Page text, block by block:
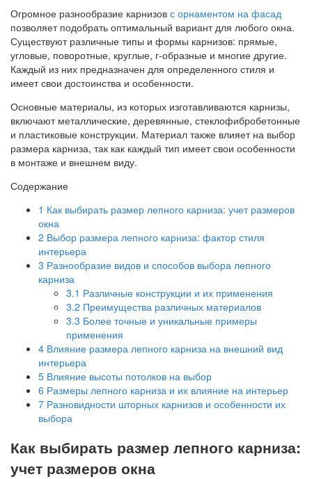
Огромное разнообразие карнизов с орнаментом на фасад
позволяет подобрать оптимальный вариант для любого окна.
Существуют различные типы и формы карнизов: прямые,
угловые, поворотные, круглые, г-образные и многие другие.
Каждый из них предназначен для определенного стиля и
имеет свои достоинства и особенности.
Основные материалы, из которых изготавливаются карнизы,
включают металлические, деревянные, стеклофибробетонные
и пластиковые конструкции. Материал также влияет на выбор
размера карниза, так как каждый тип имеет свои особенности
в монтаже и внешнем виду.
Содержание
1 Как выбирать размер лепного карниза: учет размеров
окна
2 Выбор размера лепного карниза: фактор стиля
интерьера
3 Разнообразие видов и способов выбора лепного
карниза
3.1 Различные конструкции и их применения
3.2 Преимущества различных материалов
3.3 Более точные и уникальные примеры
применения
4 Влияние размера лепного карниза на внешний вид
интерьера
5 Влияние высоты потолков на выбор
6 Размеры лепного карниза и их влияние на интерьер
7 Разновидности шторных карнизов и особенности их
выбора
Как выбирать размер лепного карниза:
учет размеров окна